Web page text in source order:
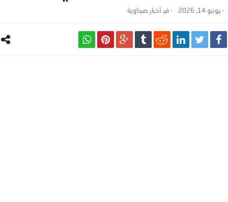
- يونيو 14, 2026 - ‎في أخبار صيداوية